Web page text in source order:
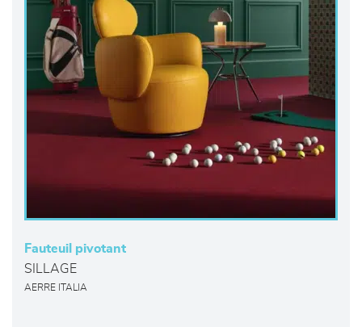
Fauteuil pivotant
SILLAGE
AERRE ITALIA